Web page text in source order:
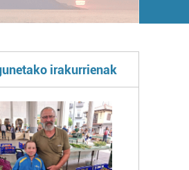
irakurrienak